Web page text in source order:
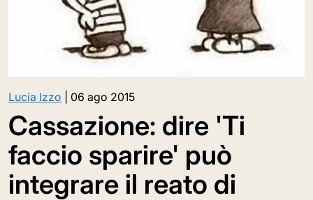
Lucia Izzo 06 ago 2015
Cassazione: dire 'Ti
faccio sparire' può
integrare il reato di